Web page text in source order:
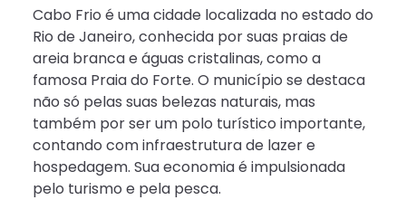
Cabo Frio é uma cidade localizada no estado do
Rio de Janeiro, conhecida por suas praias de
areia branca e águas cristalinas, como a
famosa Praia do Forte. O município se destaca
não só pelas suas belezas naturais, mas
também por ser um polo turístico importante,
contando com infraestrutura de lazer e
hospedagem. Sua economia é impulsionada
pelo turismo e pela pesca.